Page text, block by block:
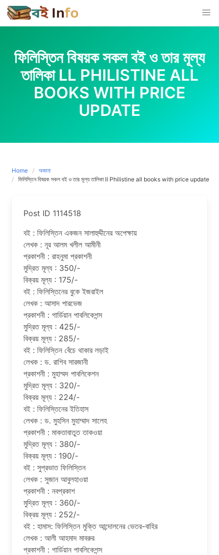
Skip
to
content
ফিলিস্তিন বিষয়ক সকল বই ও তার মূল্য
তালিকা LL PHILISTINE ALL
BOOKS WITH PRICE
UPDATE
Home
অজানা
ফিলিস্তিন বিষয়ক সকল বই ও তার মূল্য তালিকা ll Philistine all books with price update
Post ID 1114518
বই : ফিলিস্তিন একজন সালাহুদ্দীনের অপেক্ষায়
লেখক : নূর আলম খলীল আমীনী
প্রকাশনী : রাহনুমা প্রকাশনী
মুদ্রিত মূল্য : 350/-
বিক্রয় মূল্য : 175/-
বই : ফিলিস্তিনের বুকে ইজরাইল
লেখক : আসাদ পারভেজ
প্রকাশনী : গার্ডিয়ান পাবলিকেশন্স
মুদ্রিত মূল্য : 425/-
বিক্রয় মূল্য : 285/-
বই : ফিলিস্তিন বেঁচে থাকার লড়াই
লেখক : ড. রাগিব সারজানী
প্রকাশনী : মুহাম্মদ পাবলিকেশন
মুদ্রিত মূল্য : 320/-
বিক্রয় মূল্য : 224/-
বই : ফিলিস্তিনের ইতিহাস
লেখক : ড. মুহসিন মুহাম্মাদ সালেহ
প্রকাশনী : মাকতাবাতুত তাকওয়া
মুদ্রিত মূল্য : 380/-
বিক্রয় মূল্য : 190/-
বই : সুপ্রভাত ফিলিস্তিন
লেখক : সুজান আবুলহাওয়া
প্রকাশনী : নবপ্রকাশ
মুদ্রিত মূল্য : 360/-
বিক্রয় মূল্য : 252/-
বই : হামাস: ফিলিস্তিন মুক্তি আন্দোলনের ভেতর-বাহির
লেখক : আলী আহমাদ মাবরুর
প্রকাশনী : গার্ডিয়ান পাবলিকেশন্স